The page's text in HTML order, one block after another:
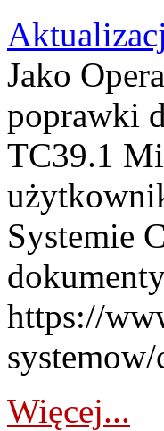
Jako
poprawki
TC39.1
Systemie
https://
Więcej...